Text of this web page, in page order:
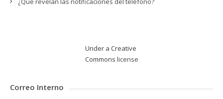
Under a Creative
Commons license
Correo Interno